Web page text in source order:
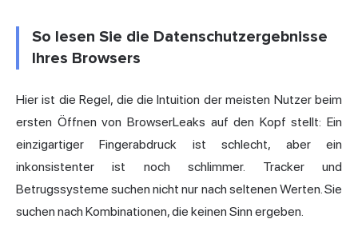
So lesen Sie die Datenschutzergebnisse
Ihres Browsers
Hier ist die Regel, die die Intuition der meisten Nutzer beim
ersten Öffnen von BrowserLeaks auf den Kopf stellt: Ein
einzigartiger Fingerabdruck ist schlecht, aber ein
inkonsistenter ist noch schlimmer. Tracker und
Betrugssysteme suchen nicht nur nach seltenen Werten. Sie
suchen nach Kombinationen, die keinen Sinn ergeben.